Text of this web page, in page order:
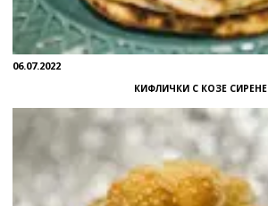
06.07.2022
КИФЛИЧКИ С КОЗЕ СИРЕНЕ